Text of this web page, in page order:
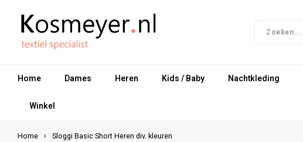
Home Dames Heren Kids / Baby Nachtkleding
Winkel
Home Sloggi Basic Short Heren div. kleuren